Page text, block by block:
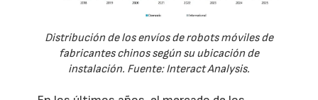
Distribución de los envíos de robots móviles de
fabricantes chinos según su ubicación de
instalación. Fuente: Interact Analysis.